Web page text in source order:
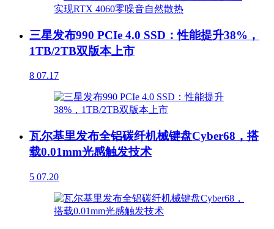
三星发布990 PCIe 4.0 SSD：性能提升38%，
1TB/2TB双版本上市
8 07.17
瓦尔基里发布全铝碳纤机械键盘Cyber68，搭
载0.01mm光感触发技术
5 07.20